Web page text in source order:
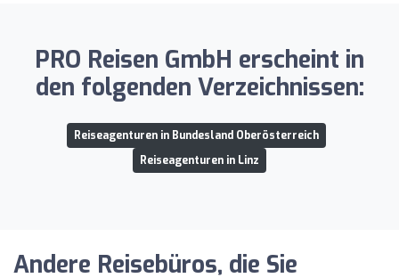
PRO Reisen GmbH erscheint in
den folgenden Verzeichnissen:
Reiseagenturen in Bundesland Oberösterreich
Reiseagenturen in Linz
Andere Reisebüros, die Sie